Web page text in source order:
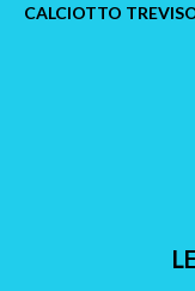
CALCIOTTO